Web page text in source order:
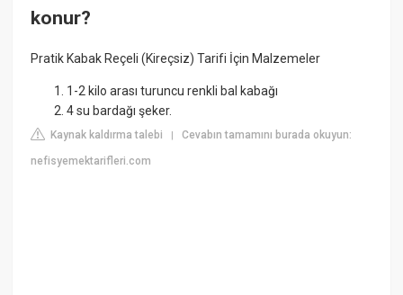
konur?
Pratik Kabak Reçeli (Kireçsiz) Tarifi İçin Malzemeler
1-2 kilo arası turuncu renkli bal kabağı
4 su bardağı şeker.
Kaynak kaldırma talebi |Cevabın tamamını burada okuyun:
nefisyemektarifleri.com